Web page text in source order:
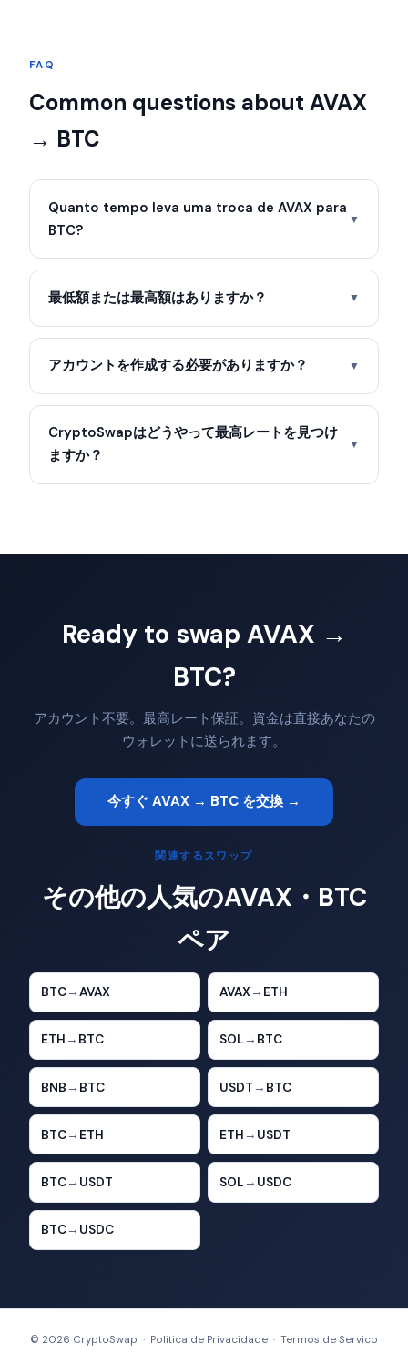
FAQ
Common questions about AVAX
→ BTC
Quanto tempo leva uma troca de AVAX para
BTC?
▼
最低額または最高額はありますか？ ▼
アカウントを作成する必要がありますか？ ▼
CryptoSwapはどうやって最高レートを見つけ
ますか？
▼
Ready to swap AVAX →
BTC?
アカウント不要。最高レート保証。資金は直接あなたの
ウォレットに送られます。
今すぐ AVAX → BTC を交換 →
関連するスワップ
その他の人気のAVAX・BTC
ペア
BTC→AVAX AVAX→ ETH
ETH → BTC SOL → BTC
BNB → BTC USDT → BTC
BTC→ ETH ETH → USDT
BTC→ USDT SOL → USDC
BTC→ USDC
© 2026 CryptoSwap · Politica de Privacidade · Termos de Servico